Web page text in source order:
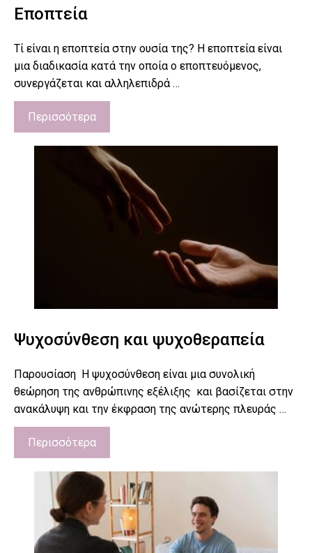
Εποπτεία
Τί είναι η εποπτεία στην ουσία της? Η εποπτεία είναι
μια διαδικασία κατά την οποία ο εποπτευόμενος,
συνεργάζεται και αλληλεπιδρά …
Περισσότερα
Ψυχοσύνθεση και ψυχοθεραπεία
Παρουσίαση Η ψυχοσύνθεση είναι μια συνολική
θεώρηση της ανθρώπινης εξέλιξης και βασίζεται στην
ανακάλυψη και την έκφραση της ανώτερης πλευράς …
Περισσότερα